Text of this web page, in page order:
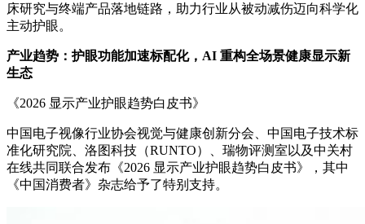
床研究与终端产品落地链路，助力行业从被动减伤迈向科学化
主动护眼。
产业趋势：护眼功能加速标配化，AI 重构全场景健康显示新
生态
《2026 显示产业护眼趋势白皮书》
中国电子视像行业协会视觉与健康创新分会、中国电子技术标
准化研究院、洛图科技（RUNTO）、瑞物评测室以及中关村
在线共同联合发布《2026 显示产业护眼趋势白皮书》，其中
《中国消费者》杂志给予了特别支持。